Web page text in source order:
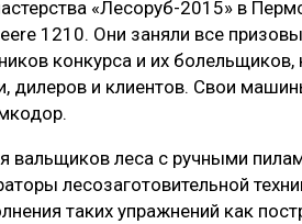
ДРЕВЕСИНЫ«Лесоруб-2015» в
1210. Они заняли все
конкурса и их болельщиков,
дилеров и клиентов. Свои
вальщиков леса с ручными
лесозаготовительной
таких упражнений как